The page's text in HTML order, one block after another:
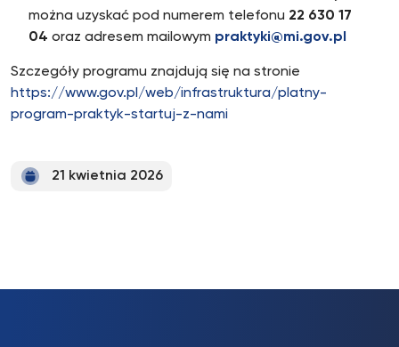
można uzyskać pod numerem telefonu 22 630 17
04 oraz adresem mailowym praktyki@mi.gov.pl
Szczegóły programu znajdują się na stronie
https://www.gov.pl/web/infrastruktura/platny-
program-praktyk-startuj-z-nami
21 kwietnia 2026